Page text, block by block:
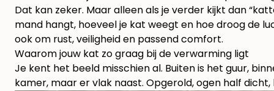
Dat kan zeker. Maar alleen als je verder kijkt dan
mand hangt, hoeveel je kat weegt en hoe droog de
ook om rust, veiligheid en passend comfort.
Waarom jouw kat zo graag bij de verwarming ligt
Je kent het beeld misschien al. Buiten is het guur,
kamer, maar er vlak naast. Opgerold, ogen half